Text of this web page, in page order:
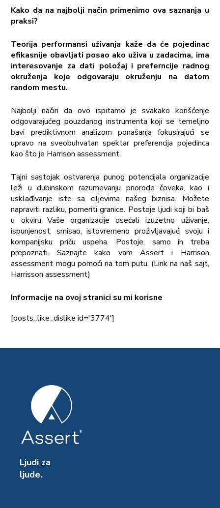
Kako da na najbolji način primenimo ova saznanja u
praksi?
Teorija performansi uživanja kaže da će pojedinac
efikasnije obavljati posao ako uživa u zadacima, ima
interesovanje za dati položaj i preferncije radnog
okruženja koje odgovaraju okruženju na datom
random mestu.
Najbolji način da ovo ispitamo je svakako korišćenje
odgovarajućeg pouzdanog instrumenta koji se temeljno
bavi prediktivnom analizom ponašanja fokusirajući se
upravo na sveobuhvatan spektar preferencija pojedinca
kao što je Harrison assessment.
Tajni sastojak ostvarenja punog potencijala organizacije
leži u dubinskom razumevanju priorode čoveka, kao i
usklađivanje iste sa ciljevima našeg biznisa. Možete
napraviti razliku, pomeriti granice. Postoje ljudi koji bi baš
u okviru Vaše organizacije osećali izuzetno uživanje,
ispunjenost, smisao, istovremeno proživljavajući svoju i
kompanijsku priču uspeha. Postoje, samo ih treba
prepoznati. Saznajte kako vam Assert i Harrison
assessment mogu pomoći na tom putu. (Link na naš sajt,
Harrisson assessment)
Informacije na ovoj stranici su mi korisne
[posts_like_dislike id='3774']
Ljudi za
ljude.